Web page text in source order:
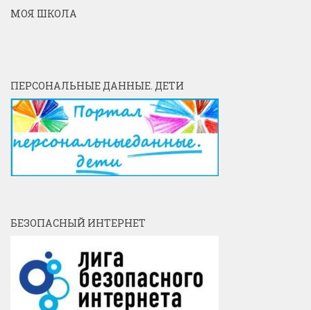
МОЯ ШКОЛА
ПЕРСОНАЛЬНЫЕ ДАННЫЕ. ДЕТИ
БЕЗОПАСНЫЙ ИНТЕРНЕТ